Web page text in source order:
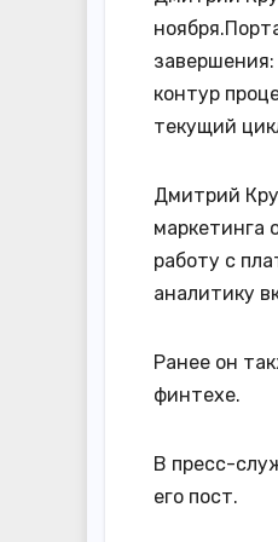
контур
текущий
Дмитрий
маркетинга
работу с
аналитику
Ранее он
финтехе.
В пресс-
его пост.